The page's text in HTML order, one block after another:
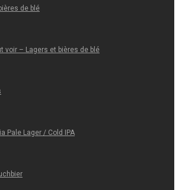
de blé
voir – Lagers et bières de blé
Pale Lager / Cold IPA